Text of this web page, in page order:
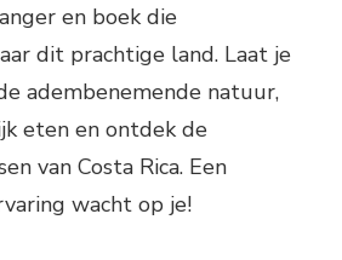
en boek die
dit prachtige land. Laat je
adembenemende natuur,
eten en ontdek de
van Costa Rica. Een
wacht op je!